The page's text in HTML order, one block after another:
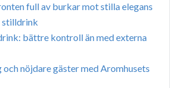
full av burkar mot stilla elegans
stilldrink
bättre kontroll än med externa
och nöjdare gäster med Aromhusets